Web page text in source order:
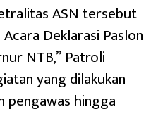
ASN tersebut
Deklarasi Paslon
NTB,” Patroli
yang dilakukan
pengawas hingga